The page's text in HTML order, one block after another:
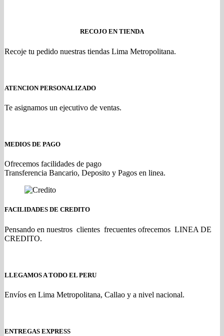
RECOJO EN TIENDA
Recoje tu pedido nuestras tiendas Lima Metropolitana.
ATENCION PERSONALIZADO
Te asignamos un ejecutivo de ventas.
MEDIOS DE PAGO
Ofrecemos facilidades de pago
Transferencia Bancario, Deposito y Pagos en linea.
FACILIDADES DE CREDITO
Pensando en nuestros clientes frecuentes ofrecemos LINEA DE
CREDITO.
LLEGAMOS A TODO EL PERU
Envíos en Lima Metropolitana, Callao y a nivel nacional.
ENTREGAS EXPRESS